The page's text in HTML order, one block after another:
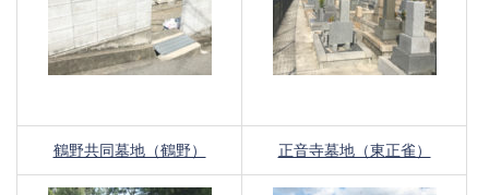
鶴野共同墓地（鶴野） 正音寺墓地（東正雀）